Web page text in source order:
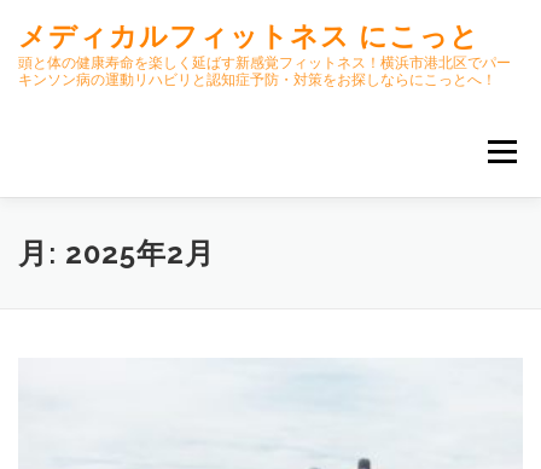
ッ
メディカルフィットネス にこっと
頭と体の健康寿命を楽しく延ばす新感覚フィットネス！横浜市港北区でパー
キンソン病の運動リハビリと認知症予防・対策をお探しならにこっとへ！
メニュー
ホーム ごあいさつ
月: 2025年2月